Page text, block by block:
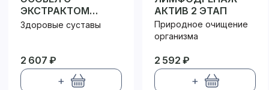
ЭКСТРАКТОМ
САБЕЛЬНИКА
Здоровые суставы
2 607 ₽
+
АКТИВ 2 ЭТАП
Природное очищение
организма
2 592 ₽
+